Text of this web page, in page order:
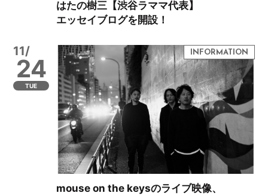
はたの樹三【渋谷ラママ代表】
エッセイブログを開設！
11/
24
TUE
mouse on the keysのライブ映像、